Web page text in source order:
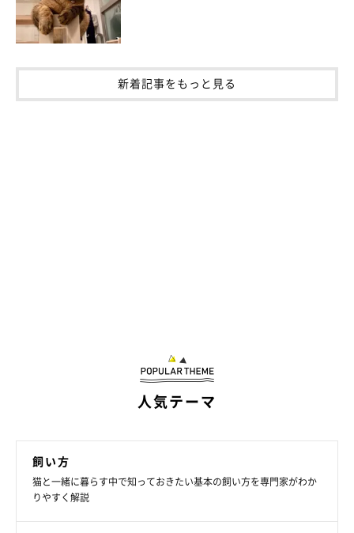
新着記事をもっと見る
人気テーマ
飼い方
猫と一緒に暮らす中で知っておきたい基本の飼い方を専門家がわか
りやすく解説